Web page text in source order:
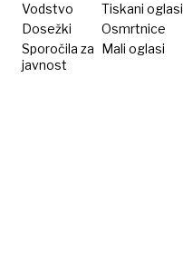
Vodstvo
Dosežki
Sporočila za
javnost
Tiskani oglasi
Osmrtnice
Mali oglasi